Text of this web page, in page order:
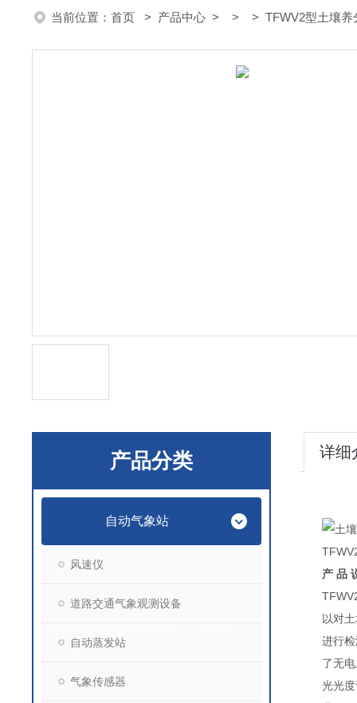
当前位置： 首页 > 产品中心 > > > TFWV2型土壤养
产品分类
自动气象站
风速仪
道路交通气象观测设备
自动蒸发站
气象传感器
详细
产 品
以对
进行
了无
光光